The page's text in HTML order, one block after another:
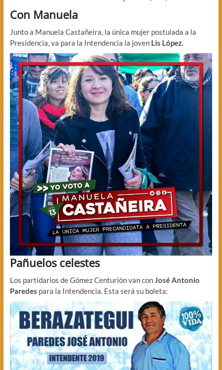
Con Manuela
Junto a Manuela Castañeira, la única mujer postulada a la
Presidencia, va para la Intendencia la joven Lis López.
Pañuelos celestes
Los partidarios de Gómez Centurión van conJosé Antonio
Paredes para la Intendencia. Esta será su boleta: